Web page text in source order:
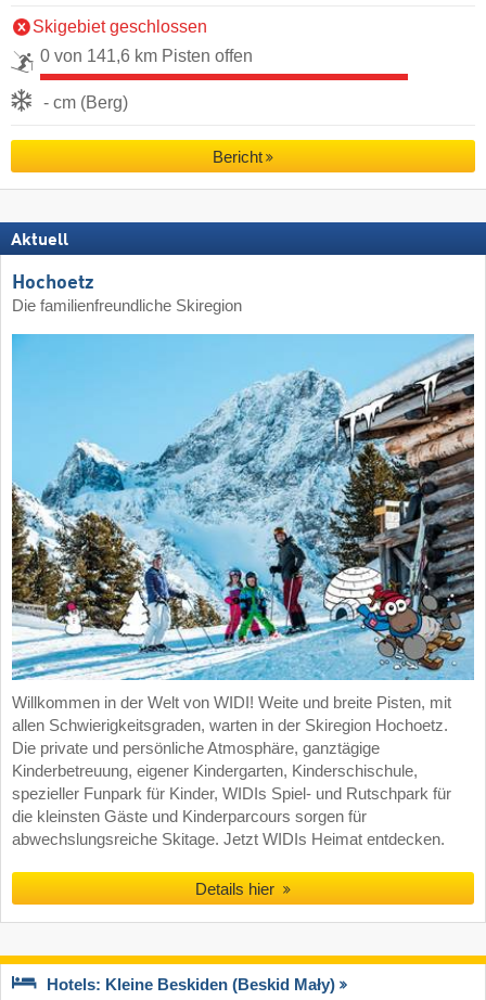
Skigebiet geschlossen
0 von 141,6 km Pisten offen
- cm (Berg)
Bericht
Aktuell
Hochoetz
Die familienfreundliche Skiregion
Willkommen in der Welt von WIDI! Weite und breite Pisten, mit
allen Schwierigkeitsgraden, warten in der Skiregion Hochoetz.
Die private und persönliche Atmosphäre, ganztägige
Kinderbetreuung, eigener Kindergarten, Kinderschischule,
spezieller Funpark für Kinder, WIDIs Spiel- und Rutschpark für
die kleinsten Gäste und Kinderparcours sorgen für
abwechslungsreiche Skitage. Jetzt WIDIs Heimat entdecken.
Details hier
Hotels: Kleine Beskiden (Beskid Mały)